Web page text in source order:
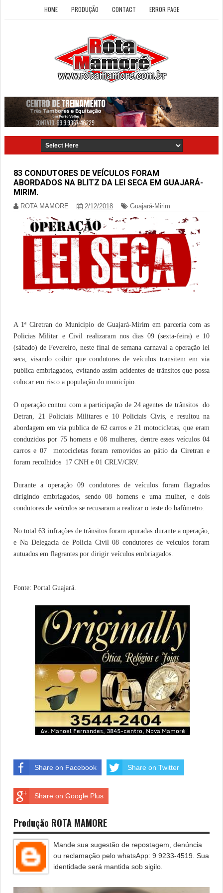
HOME PRODUÇÃO CONTACT ERROR PAGE
83 CONDUTORES DE VEÍCULOS FORAM
ABORDADOS NA BLITZ DA LEI SECA EM GUAJARÁ-
MIRIM.
ROTA MAMORE 2/12/2018 Guajará-Mirim
A 1ª Ciretran do Município de Guajará-Mirim em parceria com as
Policias Militar e Civil realizaram nos dias 09 (sexta-feira) e 10
(sábado) de Fevereiro, neste final de semana carnaval a operação lei
seca, visando coibir que condutores de veículos transitem em via
publica embriagados, evitando assim acidentes de trânsitos que possa
colocar em risco a população do município.
O operação contou com a participação de 24 agentes de trânsitos do
Detran, 21 Policiais Militares e 10 Policiais Civis, e resultou na
abordagem em via publica de 62 carros e 21 motocicletas, que eram
conduzidos por 75 homens e 08 mulheres, dentre esses veículos 04
carros e 07 motocicletas foram removidos ao pátio da Ciretran e
foram recolhidos 17 CNH e 01 CRLV/CRV.
Durante a operação 09 condutores de veículos foram flagrados
dirigindo embriagados, sendo 08 homens e uma mulher, e dois
condutores de veículos se recusaram a realizar o teste do bafômetro.
No total 63 infrações de trânsitos foram apuradas durante a operação,
e Na Delegacia de Policia Civil 08 condutores de veículos foram
autuados em flagrantes por dirigir veículos embriagados.
Fonte: Portal Guajará.
Share on Facebook Share on Twitter
Share on Google Plus
Produção ROTA MAMORE
Mande sua sugestão de repostagem, denúncia
ou reclamação pelo whatsApp: 9 9233-4519. Sua
identidade será mantida sob sigilo.